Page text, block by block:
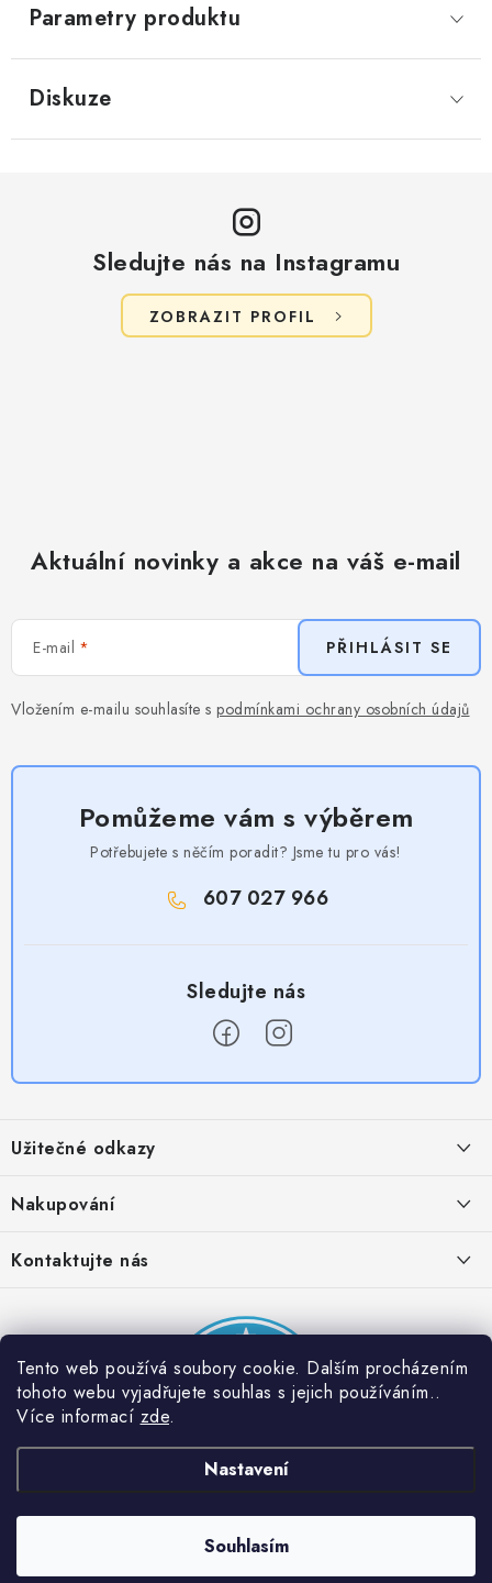
Tento web používá soubory cookie. Dalším procházením
tohoto webu vyjadřujete souhlas s jejich používáním..
Více informací zde.
Nastavení
Souhlasím
Parametry produktu
Diskuze
Sledujte nás na Instagramu
ZOBRAZIT PROFIL
Aktuální novinky a akce na váš e-mail
E-mail
Vložením e-mailu souhlasíte s podmínkami ochrany osobních údajů
PŘIHLÁSIT SE
Pomůžeme vám s výběrem
Potřebujete s něčím poradit? Jsme tu pro vás!
607 027 966
p
a
Užitečné odkazy
Obchodní podmínky
Provizní systém
Partner stránek: Super plecháček
Nakupování
Časté otázky
Podmínky akce 2 + 1 zdarma
Kontaktujte nás
Dobrý triko. Všechna práva vyhrazena.